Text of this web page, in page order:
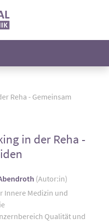
Reha - Gemeinsam
in der Reha -
(Autor:in)
Innere Medizin und
Qualität und